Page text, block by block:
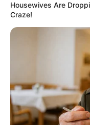
Housewives Are
Craze!